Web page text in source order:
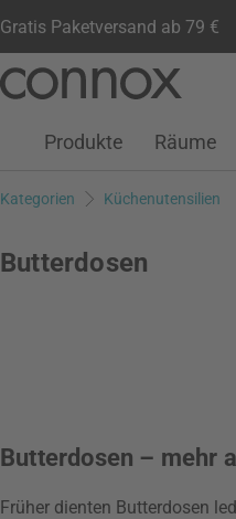
Gratis Paketversand ab 79 €
Kundenkonto
Wunschliste
Warenkorb
Produkte Räume
Kategorien Küchenutensilien
Butterdosen
Butterdosen – mehr
Früher dienten Butterdosen